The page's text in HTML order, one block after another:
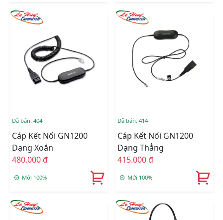
Đã bán: 404
Cáp Kết Nối GN1200
Dạng Xoắn
480.000 đ
Mới 100%
Đã bán: 414
Cáp Kết Nối GN1200
Dạng Thẳng
415.000 đ
Mới 100%